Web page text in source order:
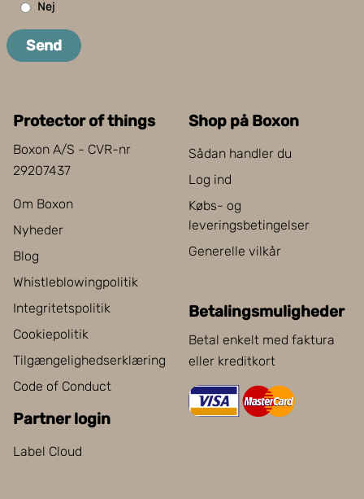
Nej
Send
Protector of things
Boxon A/S - CVR-nr
29207437
Om Boxon
Nyheder
Blog
Whistleblowingpolitik
Integritetspolitik
Cookiepolitik
Tilgængelighedserklæring
Code of Conduct
Partner login
Label Cloud
Shop på Boxon
Sådan handler du
Log ind
Købs- og
leveringsbetingelser
Generelle vilkår
Betalingsmuligheder
Betal enkelt med faktura
eller kreditkort